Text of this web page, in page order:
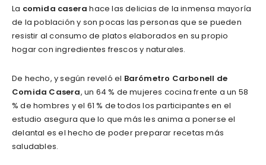
La comida caserahace las delicias de la inmensa mayoría
de la población y son pocas las personas que se pueden
resistir al consumo de platos elaborados en su propio
hogar con ingredientes frescos y naturales.
De hecho, y según reveló el Barómetro Carbonell de
Comida Casera, un 64 % de mujeres cocina frente a un 58
% de hombres y el 61 % de todos los participantes en el
estudio asegura que lo que más les anima a ponerse el
delantal es el hecho de poder preparar recetas más
saludables.